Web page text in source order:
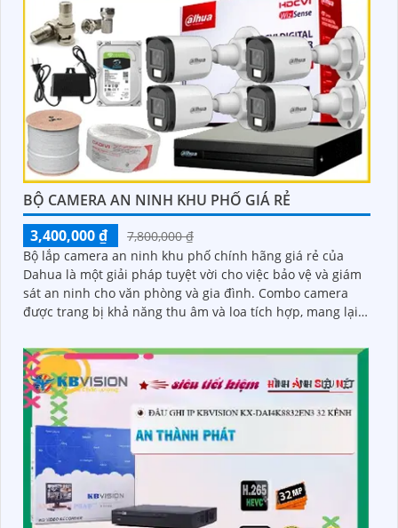
BỘ CAMERA AN NINH KHU PHỐ GIÁ RẺ
3,400,000 ₫
7,800,000 ₫
Bộ lắp camera an ninh khu phố chính hãng giá rẻ của
Dahua là một giải pháp tuyệt vời cho việc bảo vệ và giám
sát an ninh cho văn phòng và gia đình. Combo camera
được trang bị khả năng thu âm và loa tích hợp, mang lại
tương tác